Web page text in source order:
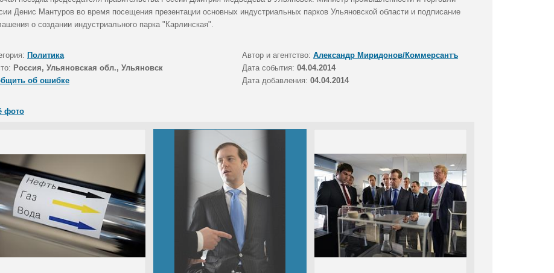
Денис Мантуров во время посещения презентации основных индустриальных парков Ульяновской области и подписание
о создании индустриального парка "Карлинская".
Политика Автор и агентство: Александр Миридонов/Коммерсантъ
Россия, Ульяновская обл., Ульяновск Дата события: 04.04.2014
об ошибке
Дата добавления: 04.04.2014
фото